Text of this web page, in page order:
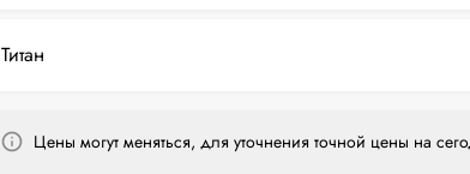
Титан
Цены могут меняться, для уточнения точной цены на